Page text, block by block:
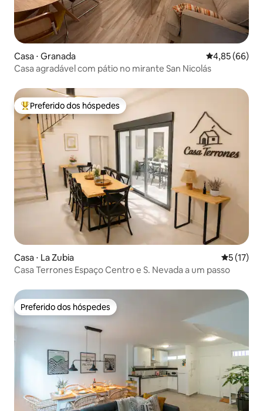
Casa ⋅ Granada 4,85 de uma
4,85 (66)
Casa agradável com pátio no mirante San Nicolás
Entre os melhores preferidos dos hóspedes
Preferido dos hóspedes
Casa ⋅ La Zubia 5 de uma
5 (17)
Casa Terrones Espaço Centro e S. Nevada a um passo
Preferido dos hóspedes
Preferido dos hóspedes